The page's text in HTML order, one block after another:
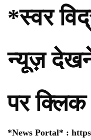
*स्वर
न्यूज़
पर
*News Portal* :